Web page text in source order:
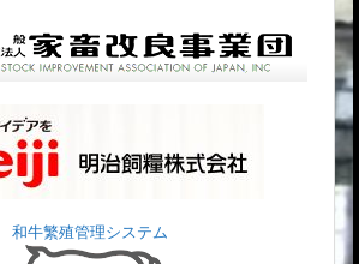
和牛繁殖管理システム